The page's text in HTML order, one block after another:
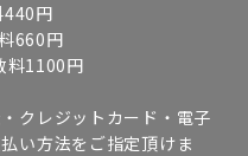
円
660円
料1100円
クレジットカード・電子
い方法をご指定頂けま